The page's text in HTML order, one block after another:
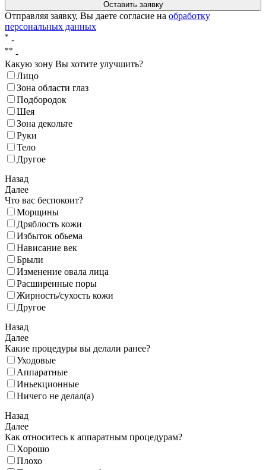
Отправляя заявку, Вы даете согласие на обработку
персональных данных
* -
** -
Какую зону Вы хотите улучшить?
Лицо
Зона области глаз
Подбородок
Шея
Зона декольте
Руки
Тело
Другое
Назад
Далее
Что вас беспокоит?
Морщины
Дряблость кожи
Избыток обьема
Нависание век
Брыли
Изменение овала лица
Расширенные поры
Жирность/сухость кожи
Другое
Назад
Далее
Какие процедуры вы делали ранее?
Уходовые
Аппаратные
Иньекционные
Ничего не делал(а)
Назад
Далее
Как относитесь к аппаратным процедурам?
Хорошо
Плохо